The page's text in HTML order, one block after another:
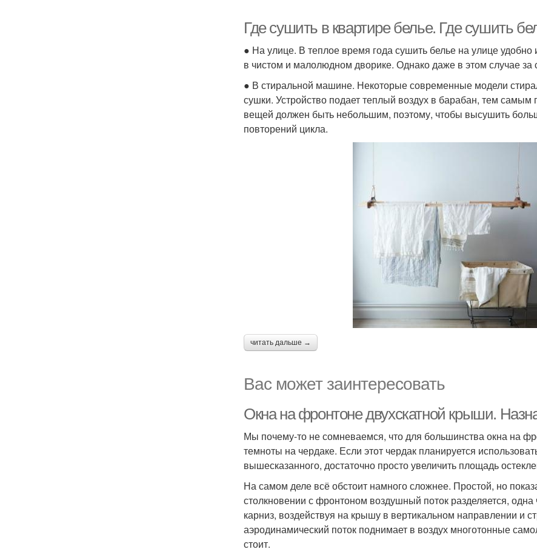
Где сушить в квартире белье. Где сушить
● На улице. В теплое время года сушить белье на улице
в чистом и малолюдном дворике. Однако даже в этом случае
● В стиральной машине. Некоторые современные модели
сушки. Устройство подает теплый воздух в барабан, тем
вещей должен быть небольшим, поэтому, чтобы высушить
повторений цикла.
читать дальше →
Вас может заинтересовать
Окна на фронтоне двухскатной крыши.
Мы почему-то не сомневаемся, что для большинства окна на
темноты на чердаке. Если этот чердак планируется
вышесказанного, достаточно просто увеличить площадь
На самом деле всё обстоит намного сложнее. Простой, но
столкновении с фронтоном воздушный поток разделяется, одна
карниз, воздействуя на крышу в вертикальном направлении и
аэродинамический поток поднимает в воздух многотонные
стоит.